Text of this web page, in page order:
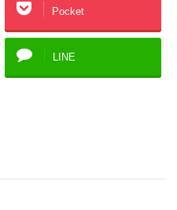
Pocket
LINE